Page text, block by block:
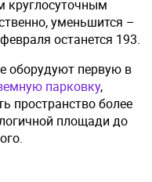
круглосуточным
уменьшится –
останется 193.
оборудуют первую в
парковку,
пространство более
площади до